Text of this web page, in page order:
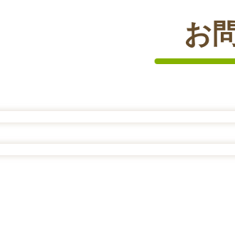
お